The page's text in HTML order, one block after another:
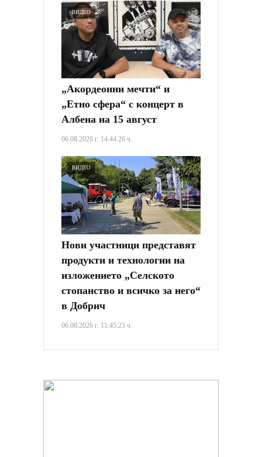
ВИДЕО
„Акордеонни мечти“ и
„Етно сфера“ с концерт в
Албена на 15 август
06.08.2026 г. 14:44:26 ч.
ВИДЕО
Нови участници представят
продукти и технологии на
изложението „Селското
стопанство и всичко за него“
в Добрич
06.08.2026 г. 11:45:23 ч.